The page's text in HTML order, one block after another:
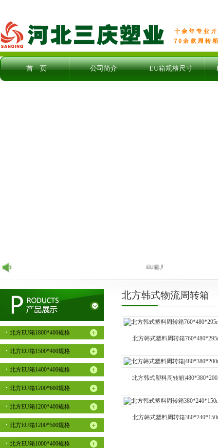
首 页 公司简介 EU箱规格尺寸
EU箱尺寸型号齐全的EU标准
北方EU箱1800*400规格
北方EU箱1500*400规格
北方EU箱1400*400规格
北方EU箱1200*600规格
北方EU箱1200*400规格
北方EU箱1200*500规格
北方EU箱1000*400规格
北方韩式物流周转箱
北方韩式塑料周转箱
北方韩式塑料周转箱
北方韩式塑料周转箱